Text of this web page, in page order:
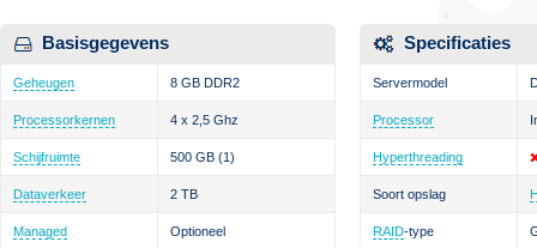
Basisgegevens
Geheugen 8 GB DDR2
Processorkernen 4 x 2,5 Ghz
Schijfruimte 500 GB (1)
Dataverkeer 2 TB
Managed Optioneel
Specificaties
Servermodel
Processor
Hyperthreading
Soort opslag
RAID-type